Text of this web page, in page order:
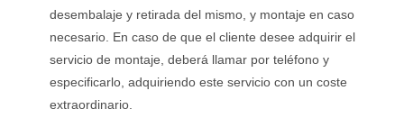
desembalaje y retirada del mismo, y montaje en caso
necesario. En caso de que el cliente desee adquirir el
servicio de montaje, deberá llamar por teléfono y
especificarlo, adquiriendo este servicio con un coste
extraordinario.